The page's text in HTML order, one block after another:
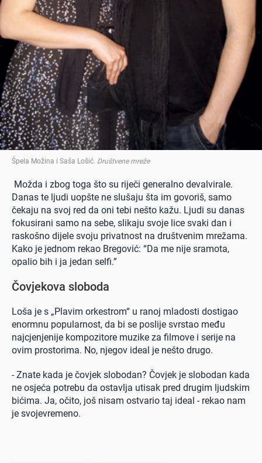
Špela Možina i Saša Lošić. Društvene mreže
Možda i zbog toga što su riječi generalno devalvirale.
Danas te ljudi uopšte ne slušaju šta im govoriš, samo
čekaju na svoj red da oni tebi nešto kažu. Ljudi su danas
fokusirani samo na sebe, slikaju svoje lice svaki dan i
raskošno dijele svoju privatnost na društvenim mrežama.
Kako je jednom rekao Bregović: “Da me nije sramota,
opalio bih i ja jedan selfi.”
Čovjekova sloboda
Loša je s „Plavim orkestrom“ u ranoj mladosti dostigao
enormnu popularnost, da bi se poslije svrstao među
najcjenjenije kompozitore muzike za filmove i serije na
ovim prostorima. No, njegov ideal je nešto drugo.
- Znate kada je čovjek slobodan? Čovjek je slobodan kada
ne osjeća potrebu da ostavlja utisak pred drugim ljudskim
bićima. Ja, očito, još nisam ostvario taj ideal - rekao nam
je svojevremeno.